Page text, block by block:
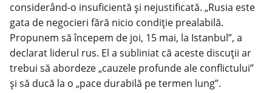
considerând-o insuficientă și nejustificată. „Rusia este
gata de negocieri fără nicio condiție prealabilă.
Propunem să începem de joi, 15 mai, la Istanbul”, a
declarat liderul rus. El a subliniat că aceste discuții ar
trebui să abordeze „cauzele profunde ale conflictului”
și să ducă la o „pace durabilă pe termen lung”.